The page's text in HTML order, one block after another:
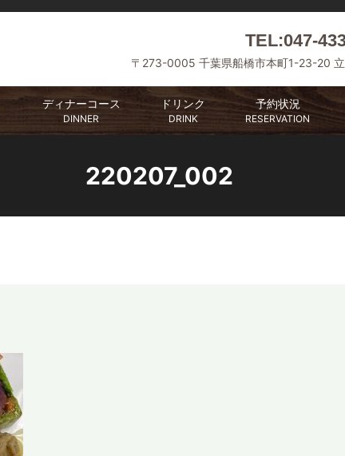
TEL:047-
〒273-0005 千葉県船橋市本町1-23-20
ディナーコース
DINNER
ドリンク
DRINK
予約状況
RESERVATION
220207_002